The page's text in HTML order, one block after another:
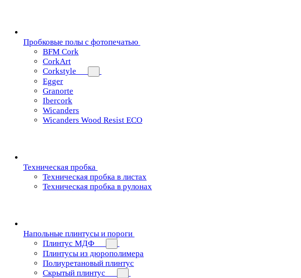
Пробковые полы с фотопечатью
BFM Cork
CorkArt
Corkstyle
Egger
Granorte
Ibercork
Wicanders
Wicanders Wood Resist ECO
Техническая пробка
Техническая пробка в листах
Техническая пробка в рулонах
Напольные плинтусы и пороги
Плинтус МДФ
Плинтусы из дюрополимера
Полиуретановый плинтус
Скрытый плинтус